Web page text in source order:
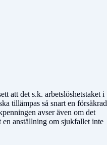
att det s.k. arbetslöshetstaket i
tillämpas så snart en försäkrad
avser även om det
anställning om sjukfallet inte